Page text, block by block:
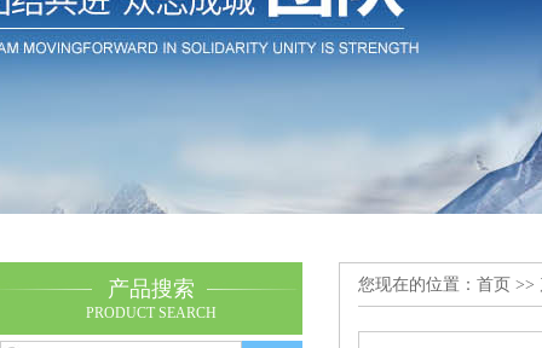
产品搜索
PRODUCT SEARCH
您现在的位置： 首页 >>